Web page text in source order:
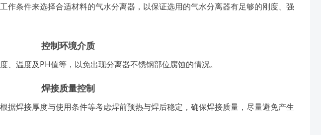
作条件来选择合适材料的气水分离器，以保证选用的气水分离器有足够的刚度、强
控制环境介质
、温度及PH值等，以免出现分离器不锈钢部位腐蚀的情况。
焊接质量控制
据焊接厚度与使用条件等考虑焊前预热与焊后稳定，确保焊接质量，尽量避免产生